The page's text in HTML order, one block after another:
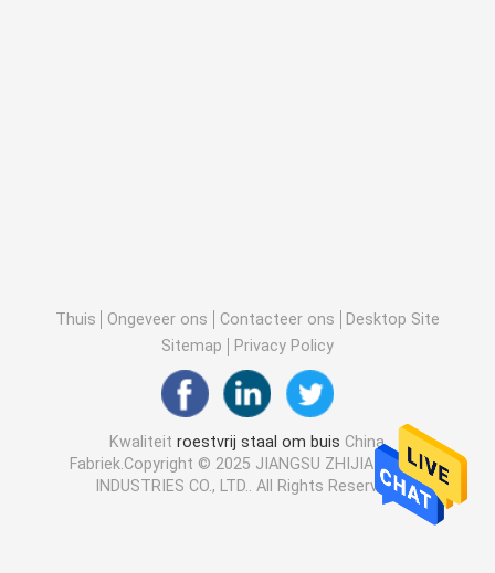
Thuis Ongeveer ons Contacteer ons
Desktop Site
Sitemap
Privacy Policy
Kwaliteitroestvrij staal om buis China
Fabriek.Copyright © 2025 JIANGSU ZHIJIA STEEL
INDUSTRIES CO., LTD.. All Rights Reserved.